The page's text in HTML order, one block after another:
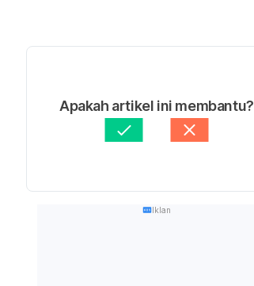
Apakah artikel ini membantu?
Iklan